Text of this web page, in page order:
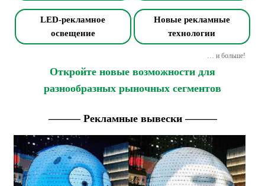
LED-рекламное
освещение
Новые рекламные
технологии
… и больше!
Откройте новые возможности для
разнообразных рыночных сегментов
——— Рекламные вывески ———